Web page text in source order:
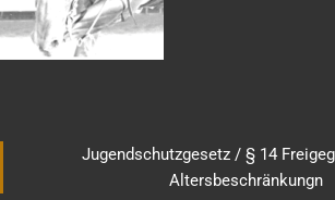
Jugendschutzgesetz / § 14
Altersbeschränkungn